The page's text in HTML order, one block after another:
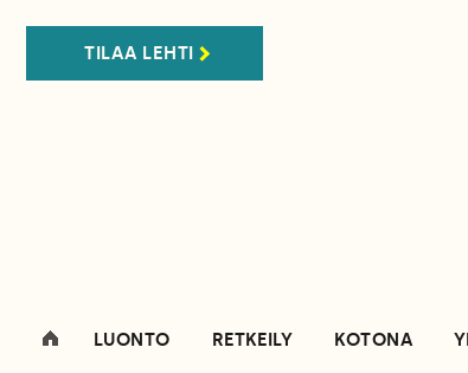
TILAA LEHTI
LUONTO RETKEILY KOTONA